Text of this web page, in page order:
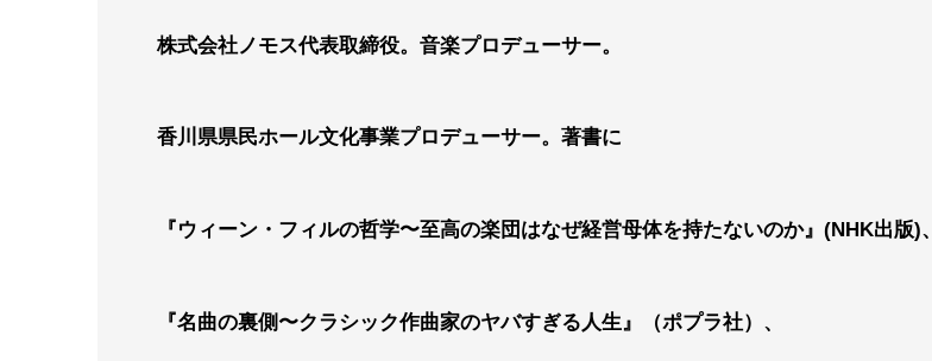
株式会社ノモス代表取締役。音楽プロデューサー。
香川県県民ホール文化事業プロデューサー。著書に
『ウィーン・フィルの哲学〜至高の楽団はなぜ経営母体を持たないのか』(NHK出版)、
『名曲の裏側〜クラシック作曲家のヤバすぎる人生』（ポプラ社）、